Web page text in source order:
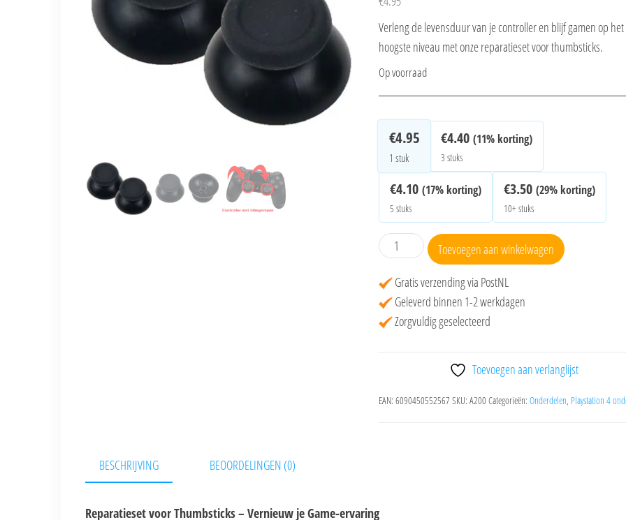
Verleng de levensduur van je controller en blijf gamen op het
hoogste niveau met onze reparatieset voor thumbsticks.
Op voorraad
€4.95
1 stuk
€4.40 (11% korting)
3 stuks
€4.10 (17% korting)
5 stuks
€3.50 (29% korting)
10+ stuks
Thumbsticks
Zwart
voor
de
Playstation
set
Toevoegen aan winkelwagen
Gratis verzending via PostNL
Geleverd binnen 1-2 werkdagen
Zorgvuldig geselecteerd
Toevoegen aan verlanglijst
EAN: 6090450552567 SKU: A200 Categorieën: Onderdelen, Playstation 4
BESCHRIJVING BEOORDELINGEN (0)
Reparatieset voor Thumbsticks – Vernieuw je Game-ervaring